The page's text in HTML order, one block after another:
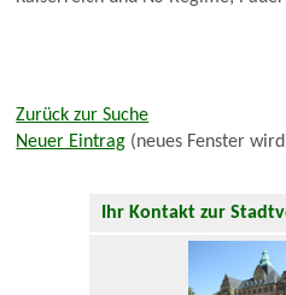
Zurück zur Suche
Neuer Eintrag (neues Fenster
Ihr Kontakt zur